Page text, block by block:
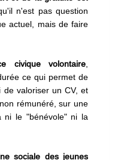
n'est pas question
actuel, mais de faire
civique volontaire
ce qui permet de
de valoriser un CV, et
non rémunéré, sur une
ni le "bénévole" ni la
sociale des jeunes